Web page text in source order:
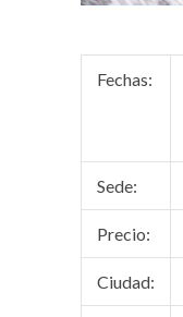
Fechas:
Sede:
Precio:
Ciudad: